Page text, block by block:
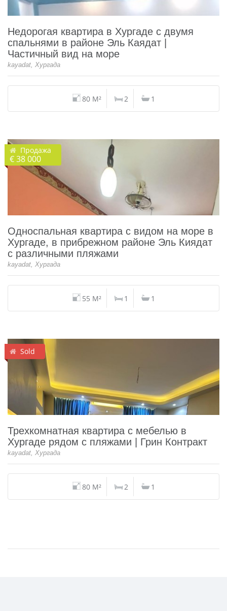
Недорогая квартира в Хургаде с двумя
спальнями в районе Эль Каядат |
Частичный вид на море
kayadat, Хургада
80 M² 2 1
Продажа
€ 38 000
Односпальная квартира с видом на море в
Хургаде, в прибрежном районе Эль Киядат
с различными пляжами
kayadat, Хургада
55 M² 1 1
Sold
Трехкомнатная квартира с мебелью в
Хургаде рядом с пляжами | Грин Контракт
kayadat, Хургада
80 M² 2 1